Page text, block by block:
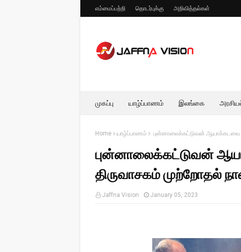
எம்மைப்பற்றி தொடர்புக்கு அறிவித்தல்கள்
முகப்பு யாழ்ப்பாணம் இலங்கை
Home யாழ்ப்பாணம் புன்னாலைக்கட்டுவன் ஆயாக்கடவை
புன்னாலைக்கட்டுவன்
திருவாசகம் முற்றோதல்
Jaffna Vision January 05, 2023